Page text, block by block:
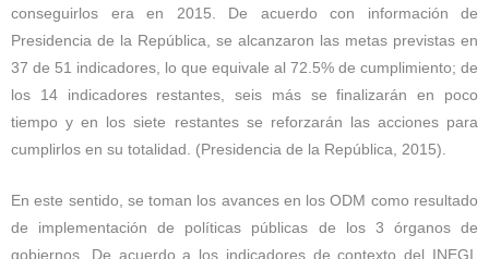
conseguirlos era en 2015. De acuerdo con información de
Presidencia de la República, se alcanzaron las metas previstas en
37 de 51 indicadores, lo que equivale al 72.5% de cumplimiento; de
los 14 indicadores restantes, seis más se finalizarán en poco
tiempo y en los siete restantes se reforzarán las acciones para
cumplirlos en su totalidad. (Presidencia de la República, 2015).
En este sentido, se toman los avances en los ODM como resultado
de implementación de políticas públicas de los 3 órganos de
gobiernos. De acuerdo a los indicadores de contexto del INEGI,